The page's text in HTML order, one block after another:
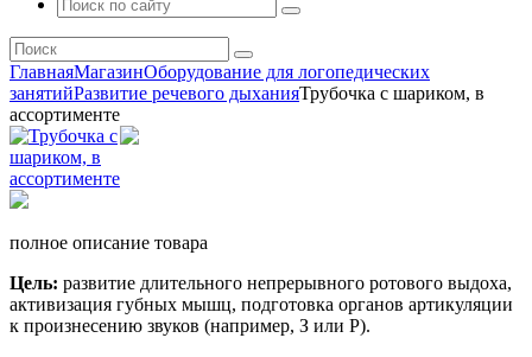
ГлавнаяМагазинОборудование для логопедических
занятийРазвитие речевого дыханияТрубочка с шариком, в
ассортименте
полное описание товара
Цель: развитие длительного непрерывного ротового выдоха,
активизация губных мышц, подготовка органов артикуляции
к произнесению звуков (например, З или Р).